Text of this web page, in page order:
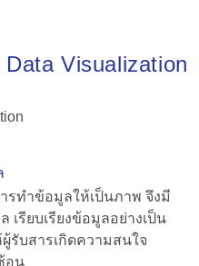
Visualization
รทำข้อมูลให้เป็นภาพ จึงมี
เรียบเรียงข้อมูลอย่างเป็น
รับสารเกิดความสนใจ
อน